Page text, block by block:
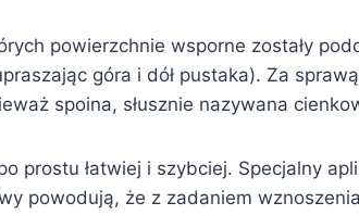
powierzchnie wsporne zostały
góra i dół pustaka). Za
spoina, słusznie nazywana
prostu łatwiej i szybciej. Specjalny
powodują, że z zadaniem